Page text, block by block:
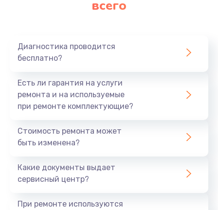
Заказать
1000 руб.
Восстановление/замена диффузора
1400 руб.
Ремонт платы усилителя
всего
Диагностика проводится
бесплатно?
Есть ли гарантия на услуги
ремонта и на используемые
при ремонте комплектующие?
Стоимость ремонта может
быть изменена?
Какие документы выдает
сервисный центр?
При ремонте используются